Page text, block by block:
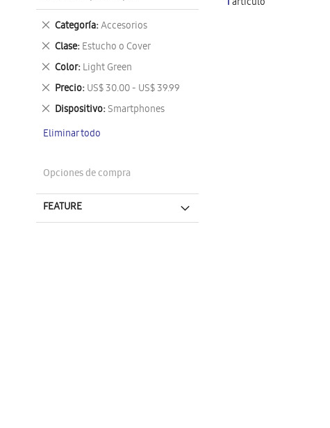
Categoría Accesorios
Eliminar
este
artículo
Clase Estucho o Cover
Eliminar
este
artículo
Color Light Green
Eliminar
este
artículo
Precio US$ 30.00 - US$ 39.99
Eliminar
este
artículo
Dispositivo Smartphones
Eliminar
artículo
Eliminar todo
Opciones de compra
FEATURE